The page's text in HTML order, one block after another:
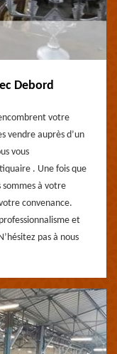
Debord
votre
vendre auprès d’un
vous
. Une fois que
sommes à votre
convenance.
et
pas à nous